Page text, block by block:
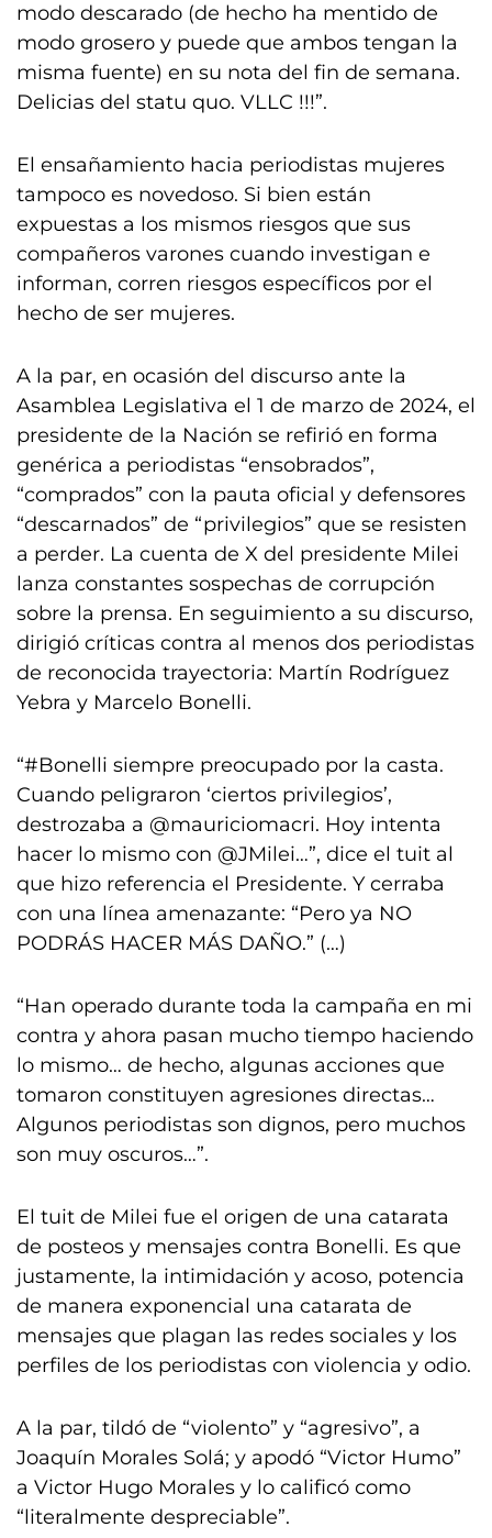
modo descarado (de hecho ha mentido de
modo grosero y puede que ambos tengan la
misma fuente) en su nota del fin de semana.
Delicias del statu quo. VLLC !!!”.
El ensañamiento hacia periodistas mujeres
tampoco es novedoso. Si bien están
expuestas a los mismos riesgos que sus
compañeros varones cuando investigan e
informan, corren riesgos específicos por el
hecho de ser mujeres.
A la par, en ocasión del discurso ante la
Asamblea Legislativa el 1 de marzo de 2024, el
presidente de la Nación se refirió en forma
genérica a periodistas “ensobrados”,
“comprados” con la pauta oficial y defensores
“descarnados” de “privilegios” que se resisten
a perder. La cuenta de X del presidente Milei
lanza constantes sospechas de corrupción
sobre la prensa. En seguimiento a su discurso,
dirigió críticas contra al menos dos periodistas
de reconocida trayectoria: Martín Rodríguez
Yebra y Marcelo Bonelli.
“#Bonelli siempre preocupado por la casta.
Cuando peligraron ‘ciertos privilegios’,
destrozaba a @mauriciomacri. Hoy intenta
hacer lo mismo con @JMilei…”, dice el tuit al
que hizo referencia el Presidente. Y cerraba
con una línea amenazante: “Pero ya NO
PODRÁS HACER MÁS DAÑO.” (…)
“Han operado durante toda la campaña en mi
contra y ahora pasan mucho tiempo haciendo
lo mismo… de hecho, algunas acciones que
tomaron constituyen agresiones directas…
Algunos periodistas son dignos, pero muchos
son muy oscuros…”.
El tuit de Milei fue el origen de una catarata
de posteos y mensajes contra Bonelli. Es que
justamente, la intimidación y acoso, potencia
de manera exponencial una catarata de
mensajes que plagan las redes sociales y los
perfiles de los periodistas con violencia y odio.
A la par, tildó de “violento” y “agresivo”, a
Joaquín Morales Solá; y apodó “Victor Humo”
a Victor Hugo Morales y lo calificó como
“literalmente despreciable”.